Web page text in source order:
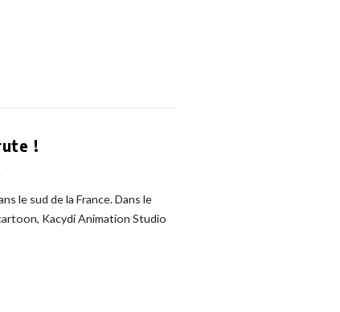
!
le sud de la France. Dans le
Kacydi Animation Studio